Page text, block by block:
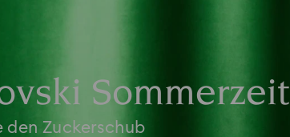
Sommerzeit
den Zuckerschub